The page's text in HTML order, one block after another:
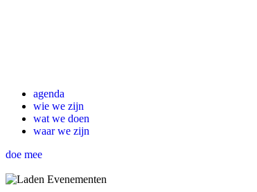
agenda
wie we zijn
wat we doen
waar we zijn
doe mee